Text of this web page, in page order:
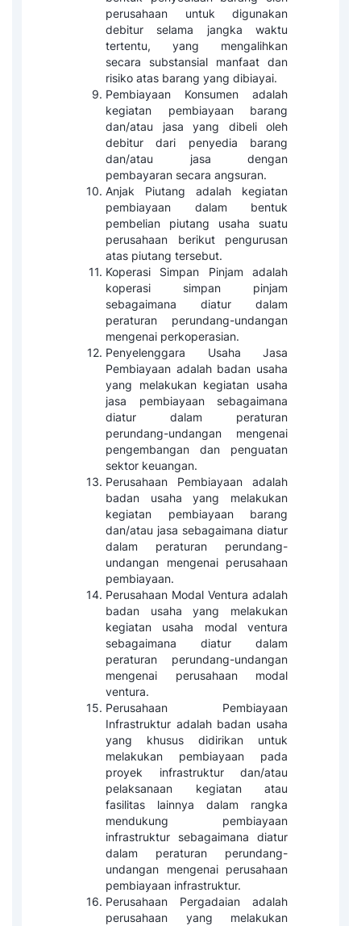
perusahaan untuk digunakan
debitur selama jangka waktu
tertentu, yang mengalihkan
secara substansial manfaat dan
risiko atas barang yang dibiayai.
Pembiayaan Konsumen adalah
kegiatan pembiayaan barang
dan/atau jasa yang dibeli oleh
debitur dari penyedia barang
dan/atau jasa dengan
pembayaran secara angsuran.
Anjak Piutang adalah kegiatan
pembiayaan dalam bentuk
pembelian piutang usaha suatu
perusahaan berikut pengurusan
atas piutang tersebut.
Koperasi Simpan Pinjam adalah
koperasi simpan pinjam
sebagaimana diatur dalam
peraturan perundang-undangan
mengenai perkoperasian.
Penyelenggara Usaha Jasa
Pembiayaan adalah badan usaha
yang melakukan kegiatan usaha
jasa pembiayaan sebagaimana
diatur dalam peraturan
perundang-undangan mengenai
pengembangan dan penguatan
sektor keuangan.
Perusahaan Pembiayaan adalah
badan usaha yang melakukan
kegiatan pembiayaan barang
dan/atau jasa sebagaimana diatur
dalam peraturan perundang-
undangan mengenai perusahaan
pembiayaan.
Perusahaan Modal Ventura adalah
badan usaha yang melakukan
kegiatan usaha modal ventura
sebagaimana diatur dalam
peraturan perundang-undangan
mengenai perusahaan modal
ventura.
Perusahaan Pembiayaan
Infrastruktur adalah badan usaha
yang khusus didirikan untuk
melakukan pembiayaan pada
proyek infrastruktur dan/atau
pelaksanaan kegiatan atau
fasilitas lainnya dalam rangka
mendukung pembiayaan
infrastruktur sebagaimana diatur
dalam peraturan perundang-
undangan mengenai perusahaan
pembiayaan infrastruktur.
Perusahaan Pergadaian adalah
perusahaan yang melakukan